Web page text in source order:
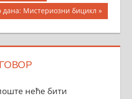
дана: Мистериозни бицикл
неће бити